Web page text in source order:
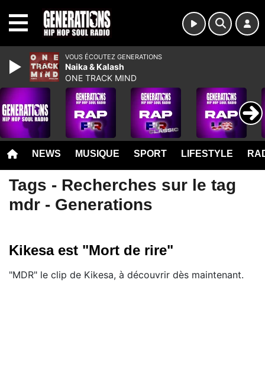
NEWS MUSIQUE SPORT LIFESTYLE
Tags - Recherches sur le tag
mdr - Generations
Kikesa est "Mort de rire"
"MDR" le clip de Kikesa, à découvrir dès maintenant.
VOUS ÉCOUTEZ GENERATIONS
Naika & Kalash
ONE TRACK MIND